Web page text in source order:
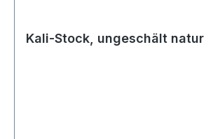
Kali-Stock, ungeschält natur